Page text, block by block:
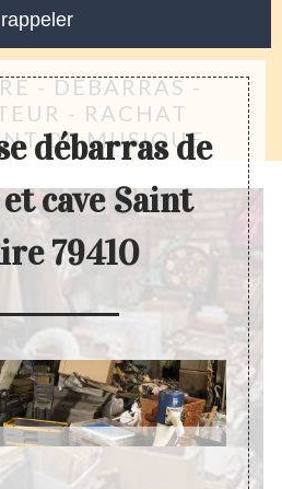
- DÉBARRAS -
- RACHAT
DE MUSIQUE
débarras de
cave Saint
79410